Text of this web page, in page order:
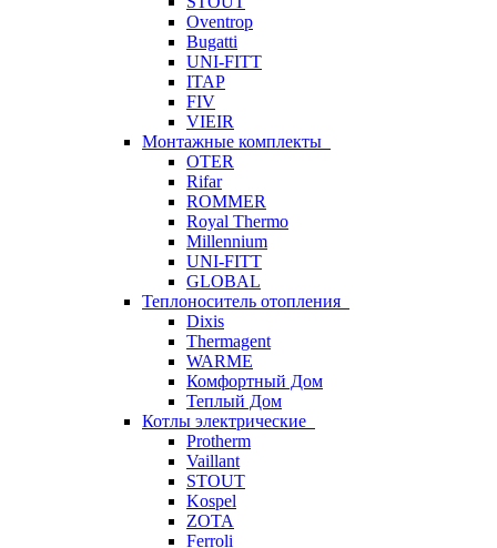
Oventrop
Bugatti
UNI-FITT
ITAP
FIV
VIEIR
Монтажные комплекты
OTER
Rifar
ROMMER
Royal Thermo
Millennium
UNI-FITT
GLOBAL
Теплоноситель отопления
Dixis
Thermagent
WARME
Комфортный Дом
Теплый Дом
Котлы электрические
Protherm
Vaillant
STOUT
Kospel
ZOTA
Ferroli